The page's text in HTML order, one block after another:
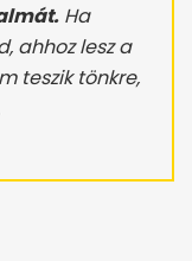
Ha
ahhoz lesz a
teszik tönkre,